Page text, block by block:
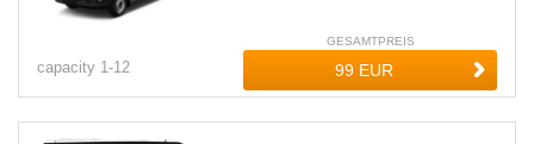
capacity 1-12
GESAMTPREIS